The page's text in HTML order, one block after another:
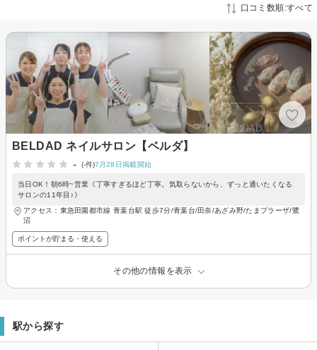
口コミ数順:すべて
BELDAD ネイルサロン【ベルダ】
-
(-件)7月28日掲載開始
当日OK！朝6時~営業《丁寧すぎるほど丁寧。気取らないから、ずっと通いたくなる
サロンの11年目♪》
アクセス：東急田園都市線 青葉台駅 徒歩7分/青葉台/田奈/あざみ野/たまプラーザ/鷺
沼
ポイントが貯まる・使える
その他の情報を表示
駅から探す